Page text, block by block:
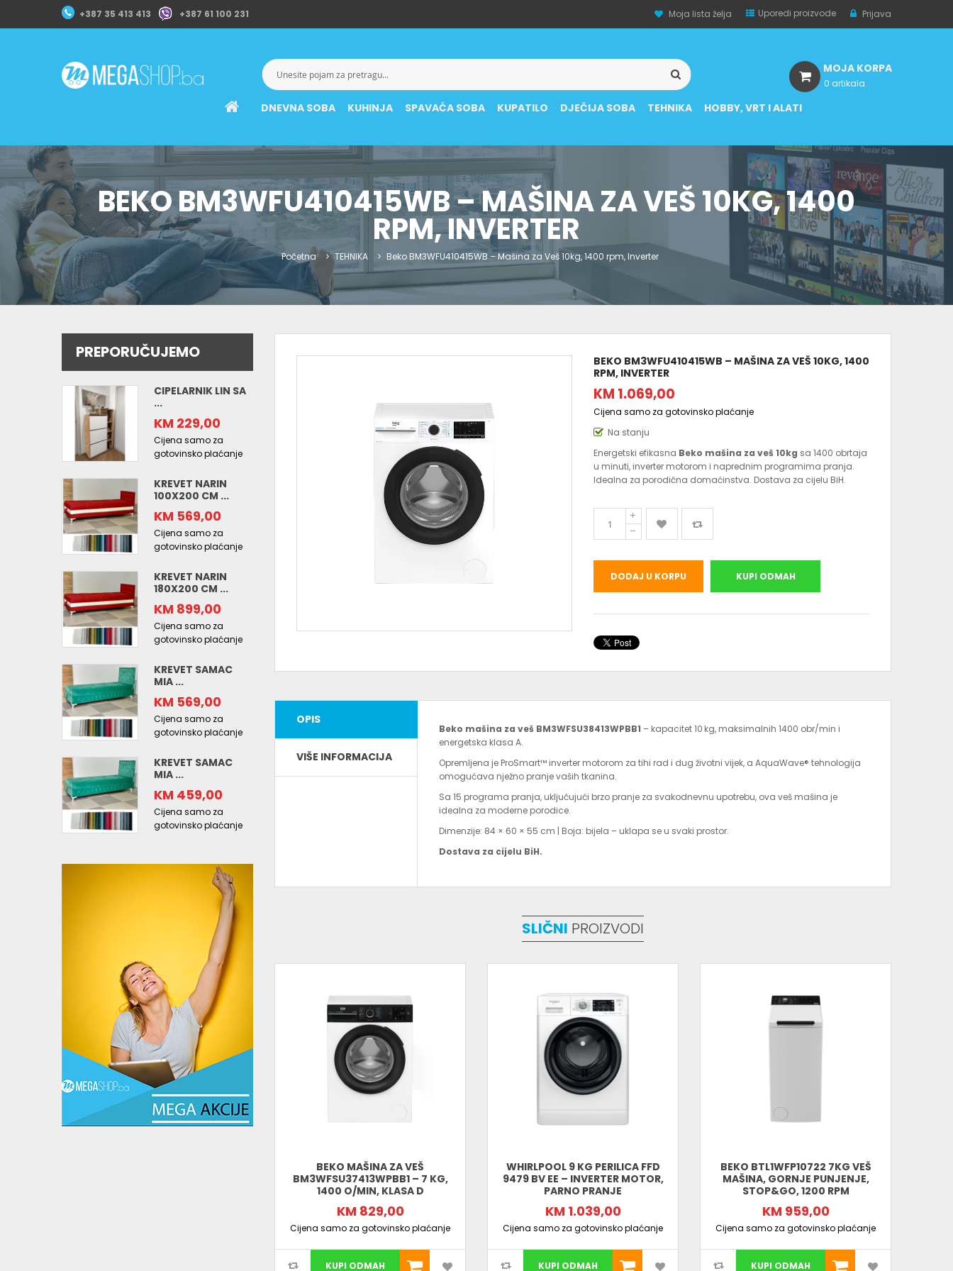
+387 35 413 413 +387 61 100 231 Moja lista želja Uporedi proizvode Prijava
DNEVNA SOBA KUHINJA SPAVAĆA SOBA KUPATILO DJEČIJA SOBA TEHNIKA HOBBY, VRT I ALATI
MOJA KORPA
0 artikala
BEKO BM3WFU410415WB – MAŠINA ZA VEŠ 10KG, 1400
RPM, INVERTER
Početna TEHNIKA Beko BM3WFU410415WB – Mašina za Veš 10kg, 1400 rpm, Inverter
BEKO BM3WFU410415WB – MAŠINA ZA VEŠ 10KG, 1400
RPM, INVERTER
KM 1.069,00
Cijena samo za gotovinsko plaćanje
Na stanju
Energetski efikasna Beko mašina za veš 10kg sa 1400 obrtaja
u minuti, inverter motorom i naprednim programima pranja.
Idealna za porodična domaćinstva. Dostava za cijelu BiH.
DODAJ U KORPU KUPI ODMAH
OPIS
VIŠE INFORMACIJA
Beko mašina za veš BM3WFSU38413WPBB1 – kapacitet 10 kg, maksimalnih 1400 obr/min i
energetska klasa A.
Opremljena je ProSmart™ inverter motorom za tihi rad i dug životni vijek, a AquaWave® tehnologija
omogućava nježno pranje vaših tkanina.
Sa 15 programa pranja, uključujući brzo pranje za svakodnevnu upotrebu, ova veš mašina je
idealna za moderne porodice.
Dimenzije: 84 × 60 × 55 cm | Boja: bijela – uklapa se u svaki prostor.
Dostava za cijelu BiH.
SLIČNI PROIZVODI
BEKO MAŠINA ZA VEŠ
BM3WFSU37413WPBB1 – 7 KG,
1400 O/MIN, KLASA D
KM 829,00
Cijena samo za gotovinsko plaćanje
KUPI ODMAH
WHIRLPOOL 9 KG PERILICA FFD
9479 BV EE – INVERTER MOTOR,
PARNO PRANJE
KM 1.039,00
Cijena samo za gotovinsko plaćanje
KUPI ODMAH
BEKO BTL1WFP10722 7KG VEŠ
MAŠINA, GORNJE PUNJENJE,
STOP&GO, 1200 RPM
KM 959,00
Cijena samo za gotovinsko plaćanje
KUPI ODMAH
PREPORUČUJEMO
CIPELARNIK LIN SA
...
KM 229,00
Cijena samo za
gotovinsko plaćanje
KREVET NARIN
100X200 CM ...
KM 569,00
Cijena samo za
gotovinsko plaćanje
KREVET NARIN
180X200 CM ...
KM 899,00
Cijena samo za
gotovinsko plaćanje
KREVET SAMAC
MIA ...
KM 569,00
Cijena samo za
gotovinsko plaćanje
KREVET SAMAC
MIA ...
KM 459,00
Cijena samo za
gotovinsko plaćanje